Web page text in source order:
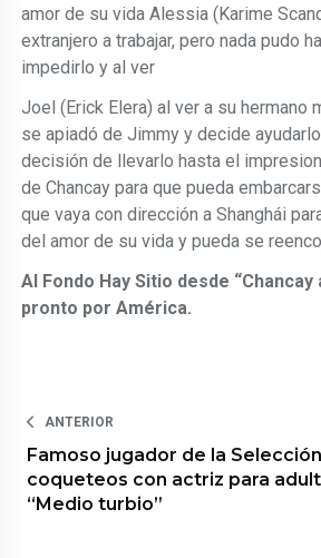
amor de su vida Alessia (Karime
extranjero a trabajar, pero nada pudo
impedirlo y al ver
Joel (Erick Elera) al ver a su hermano
se apiadó de Jimmy y decide
decisión de llevarlo hasta el
de Chancay para que pueda
que vaya con dirección a Shanghái
del amor de su vida y pueda se
Al Fondo Hay Sitio desde “Chancay
pronto por América.
ANTERIOR
Famoso jugador de la
coqueteos con actriz para
“Medio turbio”